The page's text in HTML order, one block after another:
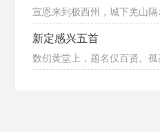
宣恩来到极西州，城下羌山
新定感兴五首
数仞黄堂上，题名仅百贤。